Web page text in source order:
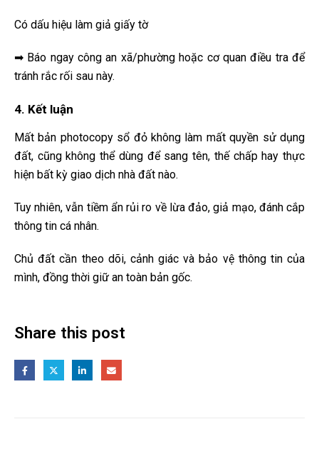
Có dấu hiệu làm giả giấy tờ
➡ Báo ngay công an xã/phường hoặc cơ quan điều tra để
tránh rắc rối sau này.
4. Kết luận
Mất bản photocopy sổ đỏ không làm mất quyền sử dụng
đất, cũng không thể dùng để sang tên, thế chấp hay thực
hiện bất kỳ giao dịch nhà đất nào.
Tuy nhiên, vẫn tiềm ẩn rủi ro về lừa đảo, giả mạo, đánh cắp
thông tin cá nhân.
Chủ đất cần theo dõi, cảnh giác và bảo vệ thông tin của
mình, đồng thời giữ an toàn bản gốc.
Share this post